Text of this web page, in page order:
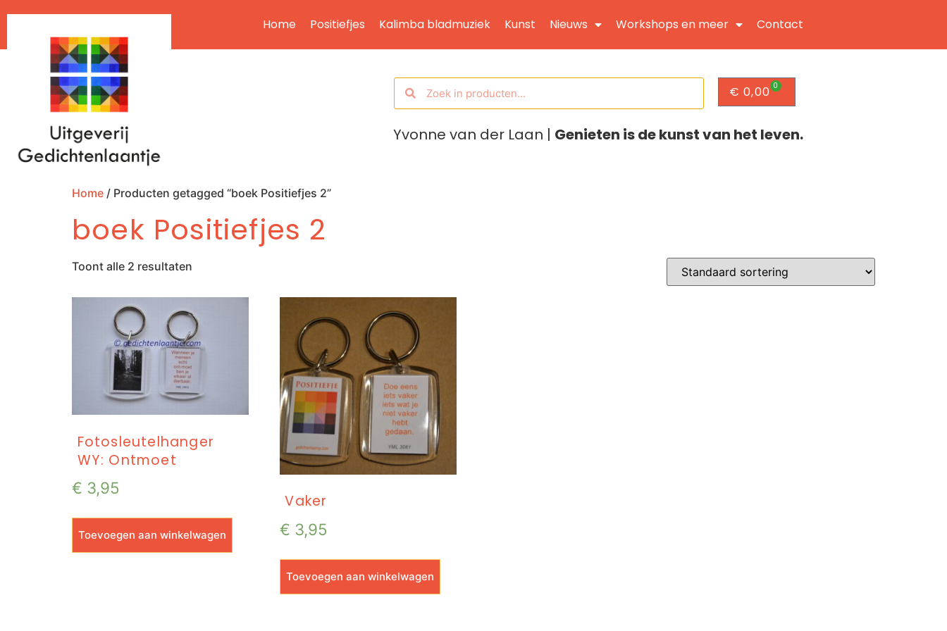
Home Positiefjes Kalimba bladmuziek Kunst Nieuws Workshops en meer Contact
€ 0,00 0
Yvonne van der Laan | Genieten is de kunst van het leven.
Home / Producten getagged “boek Positiefjes 2”
boek Positiefjes 2
Toont alle 2 resultaten
Fotosleutelhanger
WY: Ontmoet
€ 3,95
Toevoegen aan winkelwagen
Vaker
€ 3,95
Toevoegen aan winkelwagen